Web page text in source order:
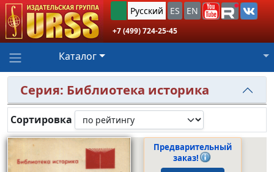
Русский ES EN
+7 (499) 724-25-45
Каталог
Серия: Библиотека историка
Сортировка
Предварительный
заказ!